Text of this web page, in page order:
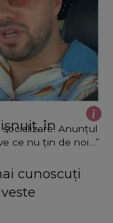
Anunțul
ce nu țin de noi...”
în
cunoscuți